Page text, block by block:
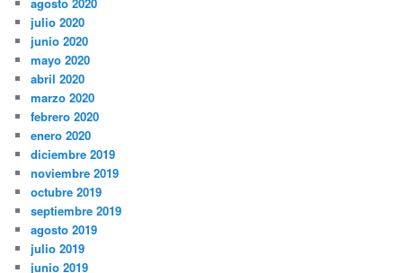
julio 2020
junio 2020
mayo 2020
abril 2020
marzo 2020
febrero 2020
enero 2020
diciembre 2019
noviembre 2019
octubre 2019
septiembre 2019
agosto 2019
julio 2019
junio 2019